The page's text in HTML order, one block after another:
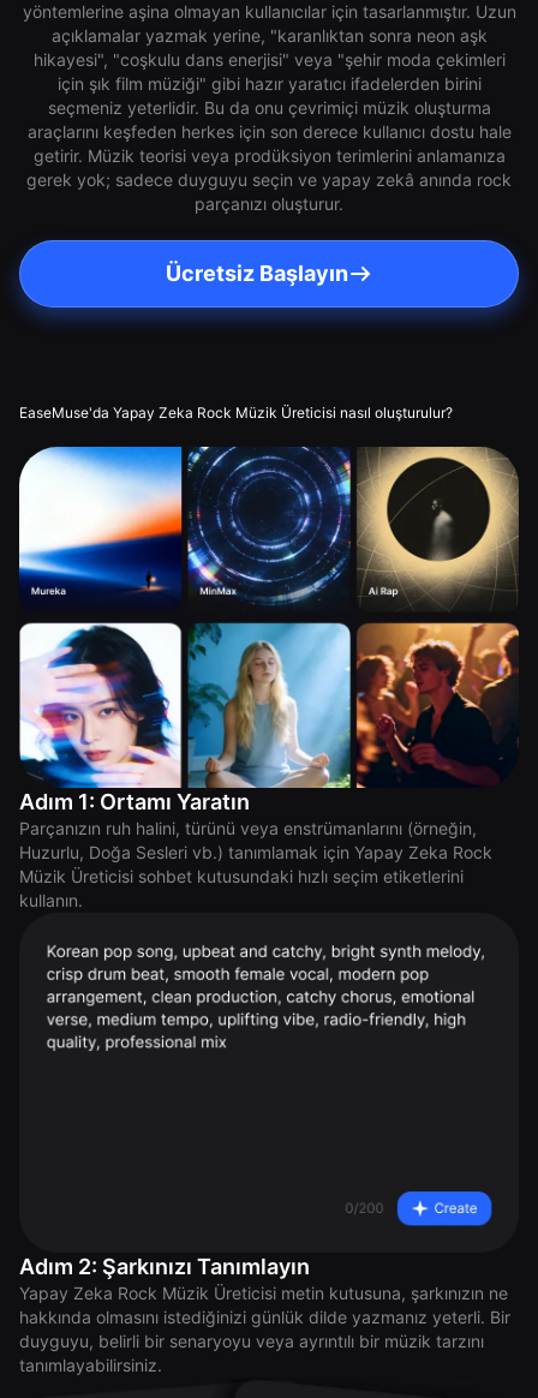
yöntemlerine aşina olmayan kullanıcılar için tasarlanmıştır. Uzun
açıklamalar yazmak yerine, "karanlıktan sonra neon aşk
hikayesi", "coşkulu dans enerjisi" veya "şehir moda çekimleri
için şık film müziği" gibi hazır yaratıcı ifadelerden birini
seçmeniz yeterlidir. Bu da onu çevrimiçi müzik oluşturma
araçlarını keşfeden herkes için son derece kullanıcı dostu hale
getirir. Müzik teorisi veya prodüksiyon terimlerini anlamanıza
gerek yok; sadece duyguyu seçin ve yapay zekâ anında rock
parçanızı oluşturur.
Ücretsiz Başlayın
EaseMuse'da Yapay Zeka Rock Müzik Üreticisi nasıl oluşturulur?
Adım 1: Ortamı Yaratın
Parçanızın ruh halini, türünü veya enstrümanlarını (örneğin,
Huzurlu, Doğa Sesleri vb.) tanımlamak için Yapay Zeka Rock
Müzik Üreticisi sohbet kutusundaki hızlı seçim etiketlerini
kullanın.
Adım 2: Şarkınızı Tanımlayın
Yapay Zeka Rock Müzik Üreticisi metin kutusuna, şarkınızın ne
hakkında olmasını istediğinizi günlük dilde yazmanız yeterli. Bir
duyguyu, belirli bir senaryoyu veya ayrıntılı bir müzik tarzını
tanımlayabilirsiniz.